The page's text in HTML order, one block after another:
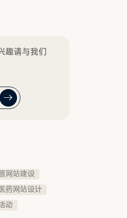
趣请与我们
网站建设
医药网站设计
动